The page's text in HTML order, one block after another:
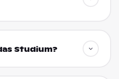
Studium?